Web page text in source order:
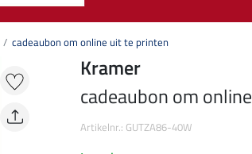
cadeaubon om online uit te printen
Kramer
cadeaubon om
Artikelnr.: GUTZA86-40W